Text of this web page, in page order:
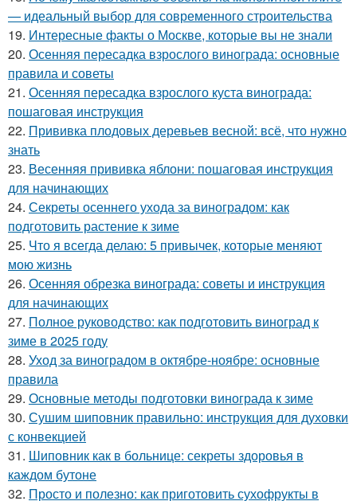
— идеальный выбор для современного строительства
19. Интересные факты о Москве, которые вы не знали
20. Осенняя пересадка взрослого винограда: основные
правила и советы
21. Осенняя пересадка взрослого куста винограда:
пошаговая инструкция
22. Прививка плодовых деревьев весной: всё, что нужно
знать
23. Весенняя прививка яблони: пошаговая инструкция
для начинающих
24. Секреты осеннего ухода за виноградом: как
подготовить растение к зиме
25. Что я всегда делаю: 5 привычек, которые меняют
мою жизнь
26. Осенняя обрезка винограда: советы и инструкция
для начинающих
27. Полное руководство: как подготовить виноград к
зиме в 2025 году
28. Уход за виноградом в октябре-ноябре: основные
правила
29. Основные методы подготовки винограда к зиме
30. Сушим шиповник правильно: инструкция для духовки
с конвекцией
31. Шиповник как в больнице: секреты здоровья в
каждом бутоне
32. Просто и полезно: как приготовить сухофрукты в